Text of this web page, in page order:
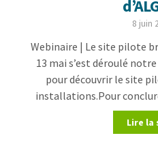
8 juin
Webinaire | Le site pilote
13 mai s’est déroulé
pour découvrir le site
installations.Pour
Lire la